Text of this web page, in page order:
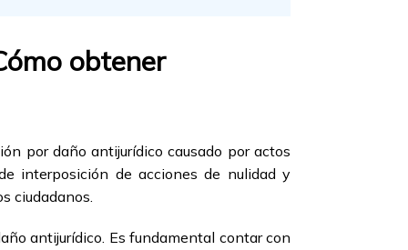
obtener
por daño antijurídico causado por actos
interposición de acciones de nulidad y
ciudadanos.
antijurídico. Es fundamental contar con